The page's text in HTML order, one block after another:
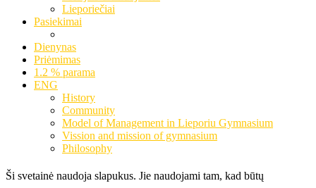
Lieporiečiai
Pasiekimai
Dienynas
Priėmimas
1.2 % parama
ENG
History
Community
Model of Management in Lieporiu Gymnasium
Vission and mission of gymnasium
Philosophy
Ši svetainė naudoja slapukus. Jie naudojami tam, kad būtų